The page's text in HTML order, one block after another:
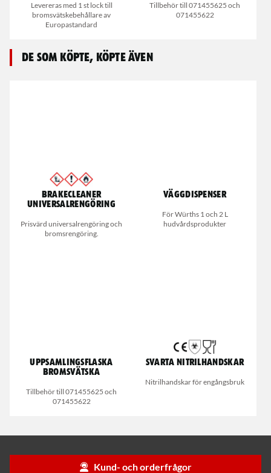
Levereras med 1 st lock till
bromsvätskebehållare av
Europastandard
Tillbehör till 071455625 och
071455622
De som köpte, köpte även
Brakecleaner
universalrengöring
Prisvärd universalrengöring och
bromsrengöring.
Väggdispenser
För Würths 1 och 2 L
hudvårdsprodukter
Uppsamlingsflaska
bromsvätska
Tillbehör till 071455625 och
071455622
Svarta nitrilhandskar
Nitrilhandskar för engångsbruk
Kund- och orderfrågor